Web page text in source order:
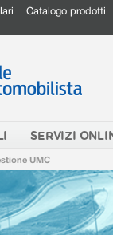
Catalogo prodotti
SERVIZI
UMC